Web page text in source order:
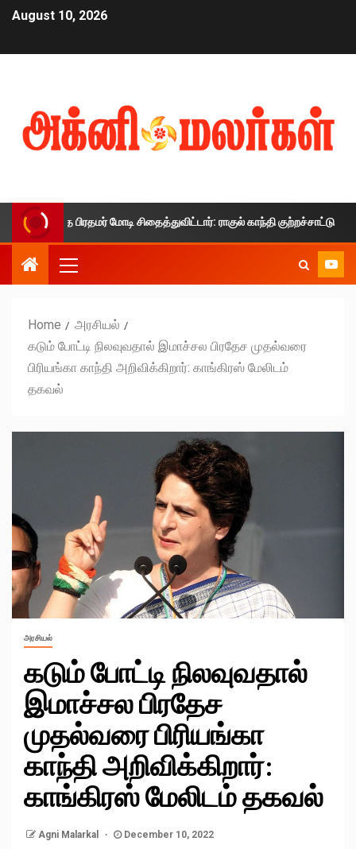
August 10, 2026
பிரதமர் மோடி சிதைத்துவிட்டார்: ராகுல் காந்தி குற்றச்சாட்டு
Home
அரசியல்
கடும் போட்டி நிலவுவதால் இமாச்சல பிரதேச முதல்வரை
பிரியங்கா காந்தி அறிவிக்கிறார்: காங்கிரஸ் மேலிடம்
தகவல்
அரசியல்
கடும் போட்டி நிலவுவதால்
இமாச்சல பிரதேச
முதல்வரை பிரியங்கா
காந்தி அறிவிக்கிறார்:
காங்கிரஸ் மேலிடம் தகவல்
Agni Malarkal December 10, 2022